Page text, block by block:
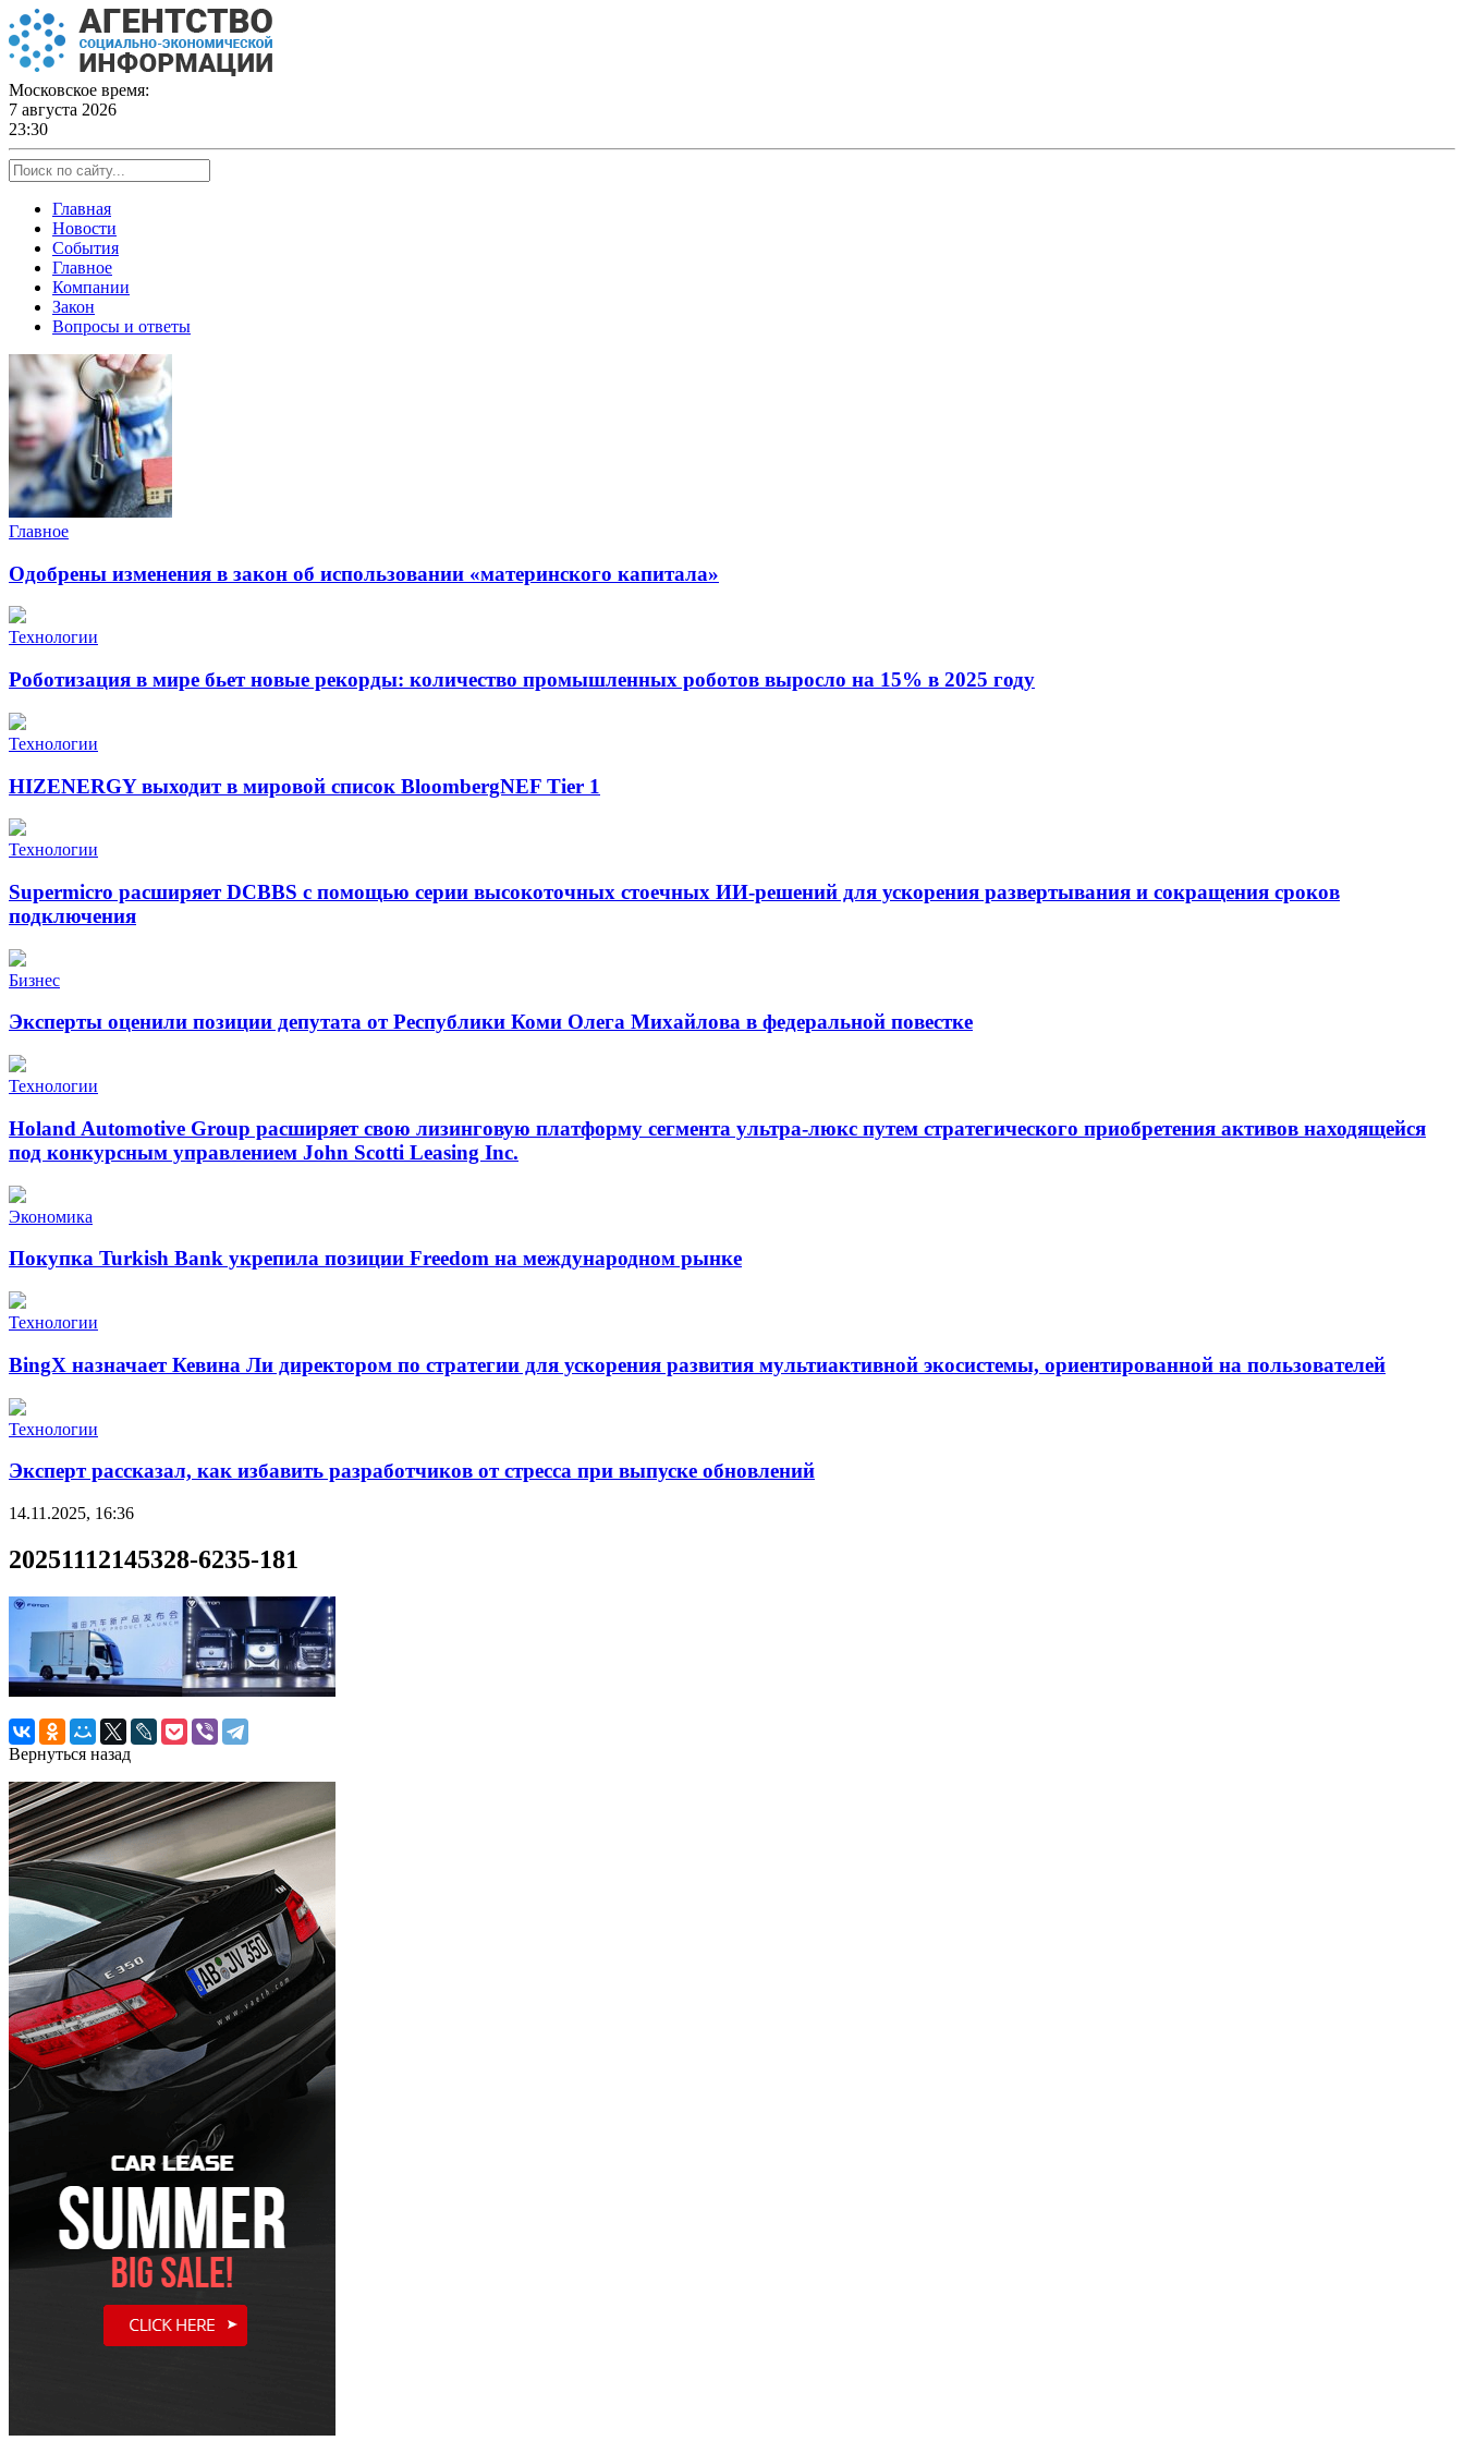
Skip
to
content
Московское время:
7 августа 2026
23:30
Главная
Новости
События
Главное
Компании
Закон
Вопросы и ответы
Главное
Одобрены изменения в закон об использовании «материнского капитала»
Технологии
Роботизация в мире бьет новые рекорды: количество промышленных роботов выросло на 15% в 2025 году
Технологии
HIZENERGY выходит в мировой список BloombergNEF Tier 1
Технологии
Supermicro расширяет DCBBS с помощью серии высокоточных стоечных ИИ-решений для ускорения развертывания и сокращения сроков
подключения
Бизнес
Эксперты оценили позиции депутата от Республики Коми Олега Михайлова в федеральной повестке
Технологии
Holand Automotive Group расширяет свою лизинговую платформу сегмента ультра-люкс путем стратегического приобретения активов находящейся
под конкурсным управлением John Scotti Leasing Inc.
Экономика
Покупка Turkish Bank укрепила позиции Freedom на международном рынке
Технологии
BingX назначает Кевина Ли директором по стратегии для ускорения развития мультиактивной экосистемы, ориентированной на пользователей
Технологии
Эксперт рассказал, как избавить разработчиков от стресса при выпуске обновлений
14.11.2025, 16:36
20251112145328-6235-181
Вернуться назад